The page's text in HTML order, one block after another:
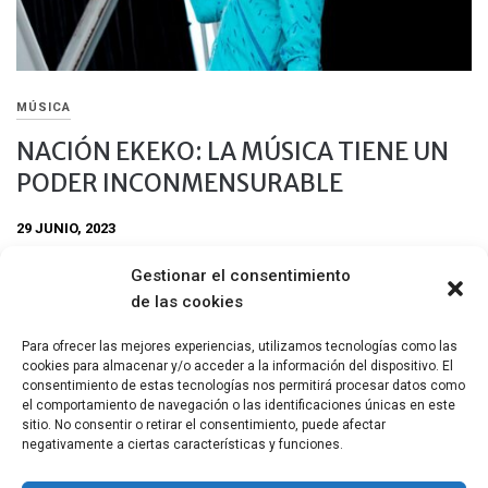
Gestionar el consentimiento
de las cookies
Para ofrecer las mejores experiencias, utilizamos tecnologías como las
cookies para almacenar y/o acceder a la información del dispositivo. El
consentimiento de estas tecnologías nos permitirá procesar datos como
el comportamiento de navegación o las identificaciones únicas en este
sitio. No consentir o retirar el consentimiento, puede afectar
negativamente a ciertas características y funciones.
MÚSICA
NACIÓN EKEKO: LA MÚSICA TIENE UN
PODER INCONMENSURABLE
29 JUNIO, 2023
Soy una integración de muchas culturas que vinieron y que
conviven en nuestra historia y territorio. Culturas de Europa,
como persona y como músico.
Compartir